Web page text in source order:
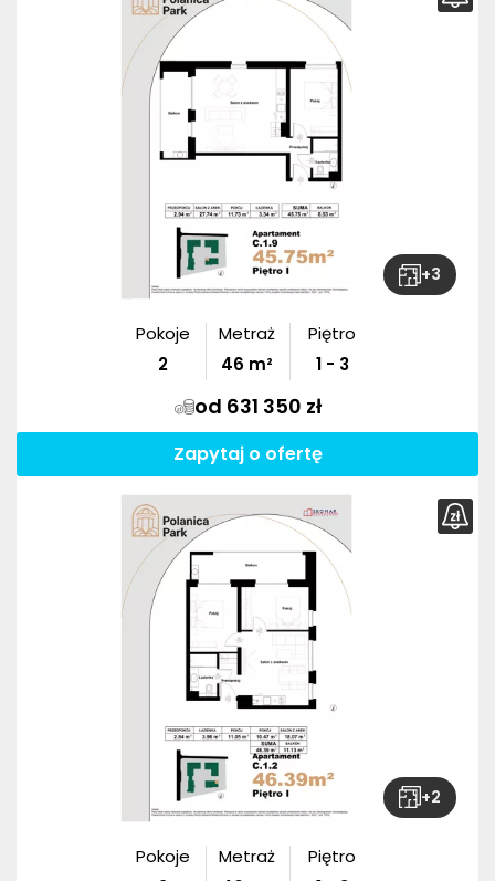
+3
Pokoje
2
Metraż
46 m²
Piętro
1 - 3
od 631 350 zł
Zapytaj o ofertę
+2
Pokoje
Metraż
Piętro